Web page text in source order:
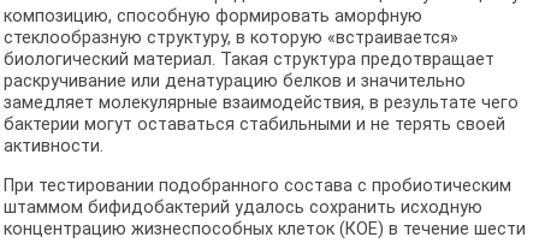
композицию, способную формировать аморфную
стеклообразную структуру, в которую «встраивается»
биологический материал. Такая структура предотвращает
раскручивание или денатурацию белков и значительно
замедляет молекулярные взаимодействия, в результате чего
бактерии могут оставаться стабильными и не терять своей
активности.
При тестировании подобранного состава с пробиотическим
штаммом бифидобактерий удалось сохранить исходную
концентрацию жизнеспособных клеток (КОЕ) в течение шести